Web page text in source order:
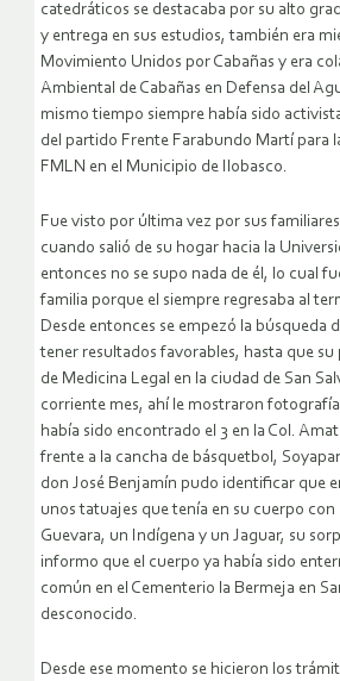
catedráticos se destacaba por su alto
y entrega en sus estudios, también era
Movimiento Unidos por Cabañas y era
Ambiental de Cabañas en Defensa del
mismo tiempo siempre había sido
del partido Frente Farabundo Martí para
FMLN en el Municipio de Ilobasco.
Fue visto por última vez por sus
cuando salió de su hogar hacia la
entonces no se supo nada de él, lo cual
familia porque el siempre regresaba al
Desde entonces se empezó la búsqueda
tener resultados favorables, hasta que
de Medicina Legal en la ciudad de San
corriente mes, ahí le mostraron
había sido encontrado el 3 en la Col.
frente a la cancha de básquetbol,
don José Benjamín pudo identificar que
unos tatuajes que tenía en su cuerpo con
Guevara, un Indígena y un Jaguar, su
informo que el cuerpo ya había sido
común en el Cementerio la Bermeja en
desconocido.
Desde ese momento se hicieron los